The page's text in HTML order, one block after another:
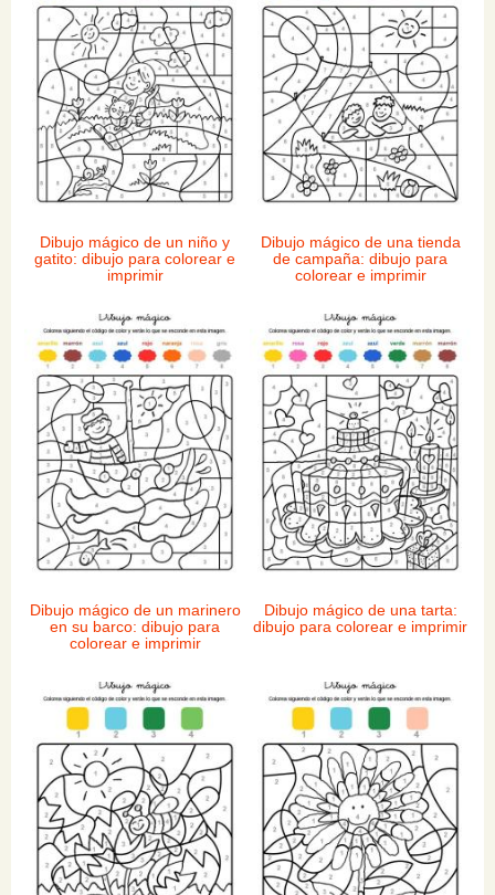
Dibujo mágico de un niño y
gatito: dibujo para colorear e
imprimir
Dibujo mágico de una tienda
de campaña: dibujo para
colorear e imprimir
Dibujo mágico de un marinero
en su barco: dibujo para
colorear e imprimir
Dibujo mágico de una tarta:
dibujo para colorear e imprimir